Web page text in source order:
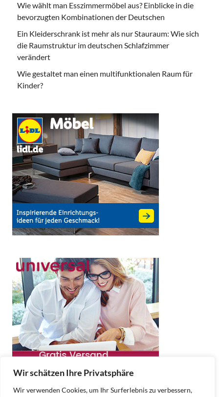
Wir schätzen Ihre Privatsphäre
Wir verwenden Cookies, um Ihr Surferlebnis zu verbessern,
Wie wählt man Esszimmermöbel aus? Einblicke in die
bevorzugten Kombinationen der Deutschen
Ein Kleiderschrank ist mehr als nur Stauraum: Wie sich
die Raumstruktur im deutschen Schlafzimmer
verändert
Wie gestaltet man einen multifunktionalen Raum für
Kinder?